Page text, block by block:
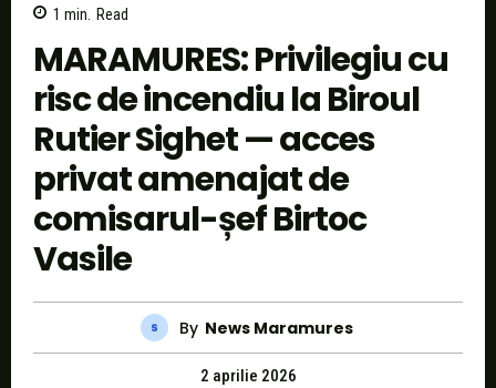
1 min. Read
MARAMURES: Privilegiu cu
risc de incendiu la Biroul
Rutier Sighet — acces
privat amenajat de
comisarul-șef Birtoc
Vasile
By News Maramures
2 aprilie 2026